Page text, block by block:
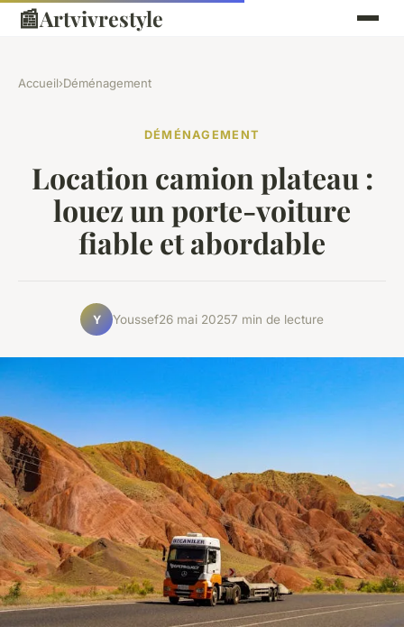
📰Artvivrestyle
Accueil›Déménagement
DÉMÉNAGEMENT
Location camion plateau :
louez un porte-voiture
fiable et abordable
Y Youssef26 mai 20257 min de lecture